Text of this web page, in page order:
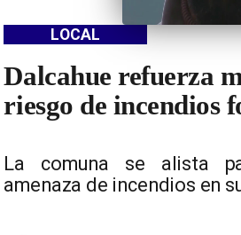
Dalcahue refuerza
riesgo de incendios
La comuna se alista
amenaza de incendios en
LOCAL